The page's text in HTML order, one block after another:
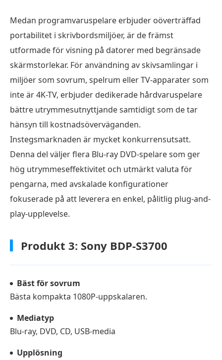
Medan programvaruspelare erbjuder oöverträffad
portabilitet i skrivbordsmiljöer, är de främst
utformade för visning på datorer med begränsade
skärmstorlekar. För användning av skivsamlingar i
miljöer som sovrum, spelrum eller TV-apparater som
inte är 4K-TV, erbjuder dedikerade hårdvaruspelare
bättre utrymmesutnyttjande samtidigt som de tar
hänsyn till kostnadsöverväganden.
Instegsmarknaden är mycket konkurrensutsatt.
Denna del väljer flera Blu-ray DVD-spelare som ger
hög utrymmeseffektivitet och utmärkt valuta för
pengarna, med avskalade konfigurationer
fokuserade på att leverera en enkel, pålitlig plug-and-
play-upplevelse.
Produkt 3: Sony BDP-S3700
Bäst för sovrum
Bästa kompakta 1080P-uppskalaren.
Mediatyp
Blu-ray, DVD, CD, USB-media
Upplösning